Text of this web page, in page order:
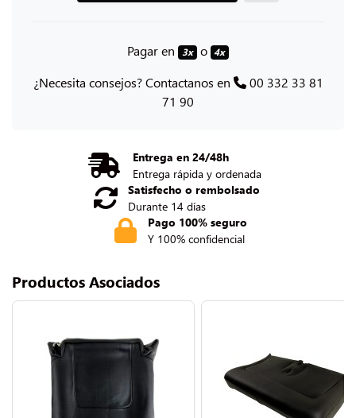
Pagar en 3x o 4x
¿Necesita consejos? Contactanos en
00 332 33 81
71 90
Entrega en 24/48h
Entrega rápida y ordenada
Satisfecho o rembolsado
Durante 14 días
Pago 100% seguro
Y 100% confidencial
Productos Asociados